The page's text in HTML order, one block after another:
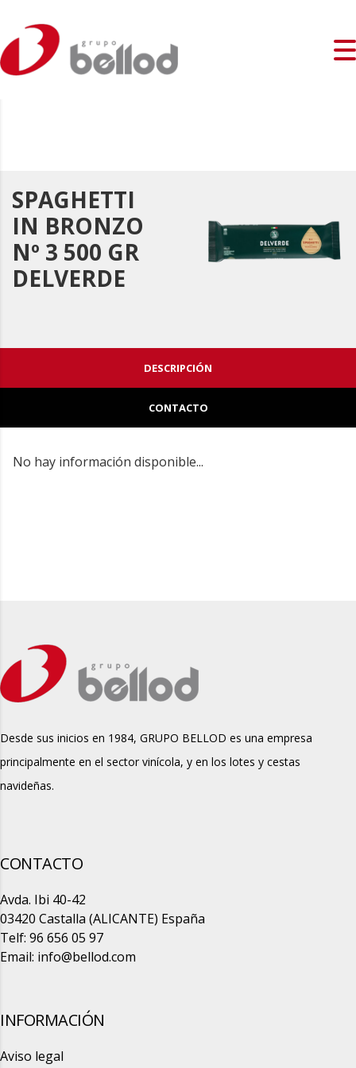
SPAGHETTI
IN BRONZO
Nº 3 500 GR
DELVERDE
DESCRIPCIÓN
CONTACTO
No hay información disponible...
Desde sus inicios en 1984, GRUPO BELLOD es una empresa
principalmente en el sector vinícola, y en los lotes y cestas
navideñas.
CONTACTO
Avda. Ibi 40-42
03420 Castalla (ALICANTE) España
Telf: 96 656 05 97
Email: info@bellod.com
INFORMACIÓN
Aviso legal